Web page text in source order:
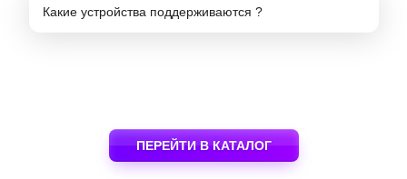
Какие устройства поддерживаются ?
ПЕРЕЙТИ В КАТАЛОГ